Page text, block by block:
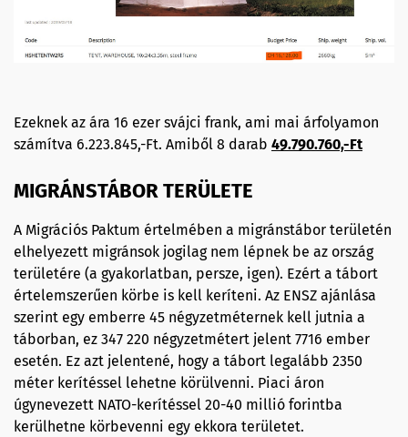
Ezeknek az ára 16 ezer svájci frank, ami mai árfolyamon
számítva 6.223.845,-Ft. Amiből 8 darab 49.790.760,-Ft
MIGRÁNSTÁBOR TERÜLETE
A Migrációs Paktum értelmében a migránstábor területén
elhelyezett migránsok jogilag nem lépnek be az ország
területére (a gyakorlatban, persze, igen). Ezért a tábort
értelemszerűen körbe is kell keríteni. Az ENSZ ajánlása
szerint egy emberre 45 négyzetméternek kell jutnia a
táborban, ez 347 220 négyzetmétert jelent 7716 ember
esetén. Ez azt jelentené, hogy a tábort legalább 2350
méter kerítéssel lehetne körülvenni. Piaci áron
úgynevezett NATO-kerítéssel 20-40 millió forintba
kerülhetne körbevenni egy ekkora területet.